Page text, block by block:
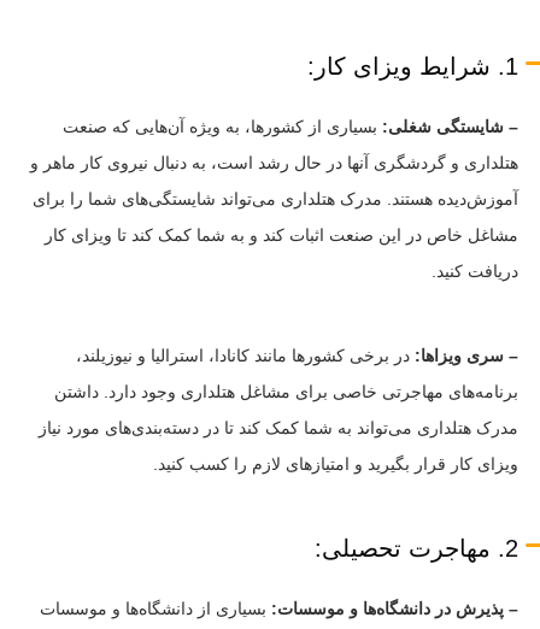
1. شرایط ویزای کار:
– شایستگی شغلی: بسیاری از کشورها، به ویژه آن‌هایی که صنعت
هتلداری و گردشگری آنها در حال رشد است، به دنبال نیروی کار ماهر و
آموزش‌دیده هستند. مدرک هتلداری می‌تواند شایستگی‌های شما را برای
مشاغل خاص در این صنعت اثبات کند و به شما کمک کند تا ویزای کار
دریافت کنید.
– سری ویزاها: در برخی کشورها مانند کانادا، استرالیا و نیوزیلند،
برنامه‌های مهاجرتی خاصی برای مشاغل هتلداری وجود دارد. داشتن
مدرک هتلداری می‌تواند به شما کمک کند تا در دسته‌بندی‌های مورد نیاز
ویزای کار قرار بگیرید و امتیازهای لازم را کسب کنید.
2. مهاجرت تحصیلی:
– پذیرش در دانشگاه‌ها و موسسات: بسیاری از دانشگاه‌ها و موسسات